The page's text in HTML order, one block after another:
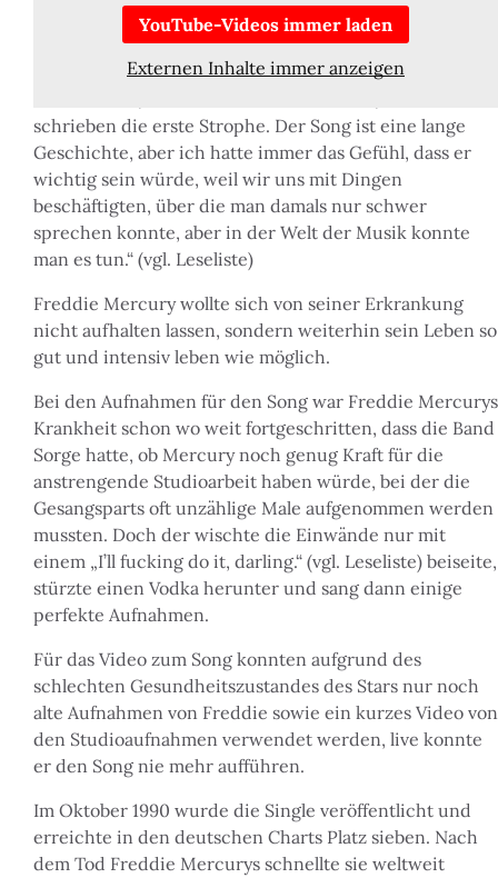
Brian May. May erinnert sich so daran:
„Ich setzte mich mit Freddie zusammen, und wir
schrieben die erste Strophe. Der Song ist eine lange
Geschichte, aber ich hatte immer das Gefühl, dass er
wichtig sein würde, weil wir uns mit Dingen
beschäftigten, über die man damals nur schwer
sprechen konnte, aber in der Welt der Musik konnte
man es tun.“ (vgl. Leseliste)
Freddie Mercury wollte sich von seiner Erkrankung
nicht aufhalten lassen, sondern weiterhin sein Leben so
gut und intensiv leben wie möglich.
Bei den Aufnahmen für den Song war Freddie Mercurys
Krankheit schon wo weit fortgeschritten, dass die Band
Sorge hatte, ob Mercury noch genug Kraft für die
anstrengende Studioarbeit haben würde, bei der die
Gesangsparts oft unzählige Male aufgenommen werden
mussten. Doch der wischte die Einwände nur mit
einem „I’ll fucking do it, darling.“ (vgl. Leseliste) beiseite,
stürzte einen Vodka herunter und sang dann einige
perfekte Aufnahmen.
Für das Video zum Song konnten aufgrund des
schlechten Gesundheitszustandes des Stars nur noch
alte Aufnahmen von Freddie sowie ein kurzes Video von
den Studioaufnahmen verwendet werden, live konnte
er den Song nie mehr aufführen.
Im Oktober 1990 wurde die Single veröffentlicht und
erreichte in den deutschen Charts Platz sieben. Nach
dem Tod Freddie Mercurys schnellte sie weltweit
YouTube-Videos immer laden
Externen Inhalte immer anzeigen